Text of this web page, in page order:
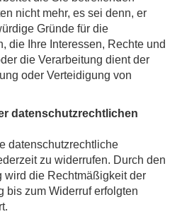
nicht mehr, es sei denn, er
Gründe für die
die Ihre Interessen, Rechte und
die Verarbeitung dient der
oder Verteidigung von
datenschutzrechtlichen
datenschutzrechtliche
zu widerrufen. Durch den
die Rechtmäßigkeit der
bis zum Widerruf erfolgten